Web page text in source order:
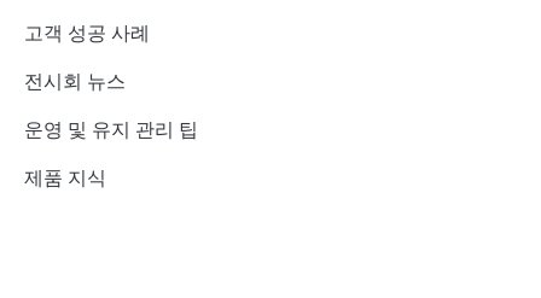
고객 성공 사례
전시회 뉴스
운영 및 유지 관리 팁
제품 지식